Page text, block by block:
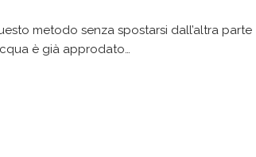
metodo senza spostarsi dall’altra parte
è già approdato…